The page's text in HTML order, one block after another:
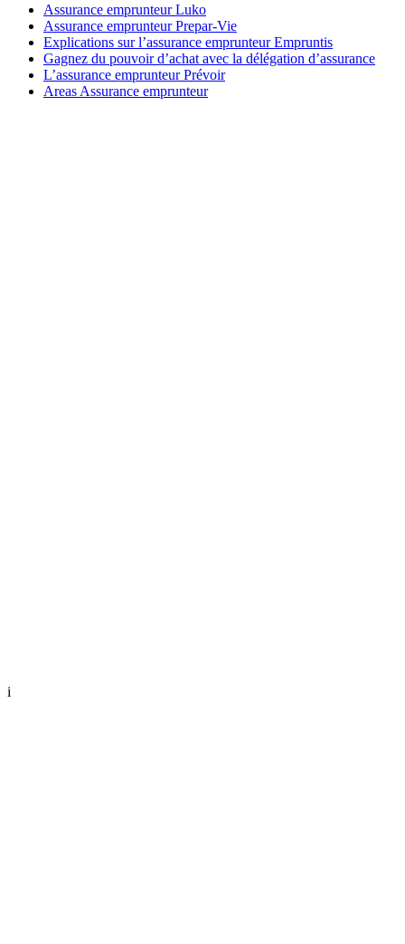
Assurance emprunteur Luko
Assurance emprunteur Prepar-Vie
Explications sur l’assurance emprunteur Empruntis
Gagnez du pouvoir d’achat avec la délégation d’assurance
L’assurance emprunteur Prévoir
Areas Assurance emprunteur
i